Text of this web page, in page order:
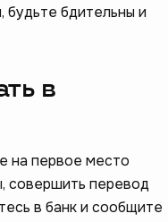
бдительны и
в
на первое место
совершить перевод
в банк и сообщите